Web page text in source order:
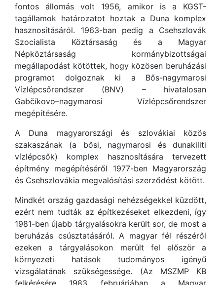
fontos állomás volt 1956, amikor is a KGST-
tagállamok határozatot hoztak a Duna komplex
hasznosításáról. 1963-ban pedig a Csehszlovák
Szocialista Köztársaság és a Magyar
Népköztársaság kormánybizottságai
megállapodást kötöttek, hogy közösen beruházási
programot dolgoznak ki a Bős-nagymarosi
Vízlépcsőrendszer (BNV) – hivatalosan
Gabčíkovo–nagymarosi Vízlépcsőrendszer
megépítésére.
A Duna magyarországi és szlovákiai közös
szakaszának (a bősi, nagymarosi és dunakiliti
vízlépcsők) komplex hasznosítására tervezett
építmény megépítéséről 1977-ben Magyarország
és Csehszlovákia megvalósítási szerződést kötött.
Mindkét ország gazdasági nehézségekkel küzdött,
ezért nem tudták az építkezéseket elkezdeni, így
1981-ben újabb tárgyalásokra került sor, de most a
beruházás csúsztatásáról. A magyar fél részéről
ezeken a tárgyalásokon merült fel először a
környezeti hatások tudományos igényű
vizsgálatának szükségessége. (Az MSZMP KB
felkérésére 1983 februárjában a Magyar